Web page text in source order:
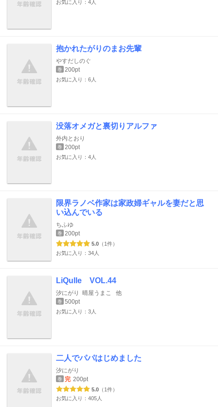
お気に入り：4人
抱かれたがりのまお先輩
やすだしのぐ
巻 200pt
お気に入り：6人
没落オメガと裏切りアルファ
外内とおり
巻 200pt
お気に入り：4人
限界ラノベ作家は家政婦ギャルを妻だと思
い込んでいる
ちふゆ
巻 200pt
5.0 （1件）
お気に入り：34人
LiQulle VOL.44
汐にがり 晴屋うまこ 他
巻 500pt
お気に入り：3人
二人でパパはじめました
汐にがり
巻 完 200pt
5.0 （1件）
お気に入り：405人